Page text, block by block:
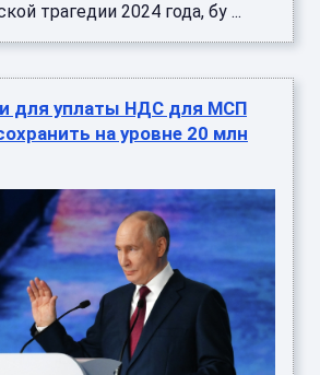
трагедии 2024 года, бу ...
для уплаты НДС для МСП
на уровне 20 млн